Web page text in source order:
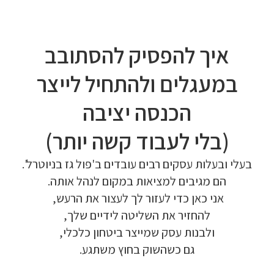
איך להפסיק להסתובב
במעגלים ולהתחיל לייצר
הכנסה יציבה
(בלי לעבוד קשה יותר)
בעלי ובעלות עסקים רבים עובדים ב'פול גז בניוטרל'.
הם מגיבים למציאות במקום לנהל אותה.
אני כאן כדי לעזור לך לעצור את הרעש,
להחזיר את השליטה לידיים שלך,
ולבנות עסק שמייצר ביטחון כלכלי,
גם כשהשוק בחוץ משתגע.